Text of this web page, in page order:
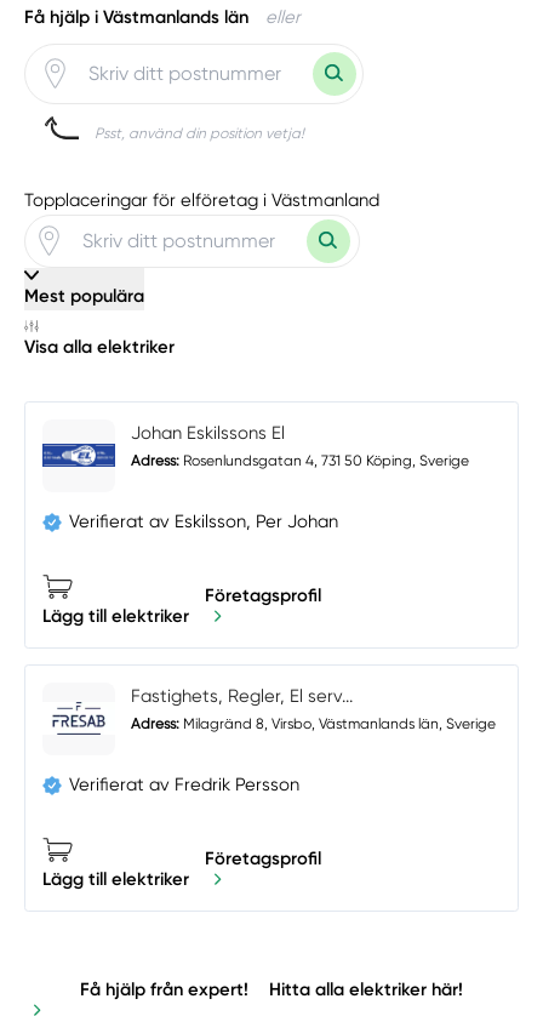
Få hjälp i Västmanlands län eller
Psst, använd din position vetja!
Topplaceringar för elföretag i Västmanland
Mest populära
Visa alla elektriker
Johan Eskilssons El
Adress: Rosenlundsgatan 4, 731 50 Köping, Sverige
Verifierat av Eskilsson, Per Johan
Lägg till elektriker
Företagsprofil
Fastighets, Regler, El serv...
Adress: Milagränd 8, Virsbo, Västmanlands län, Sverige
Verifierat av Fredrik Persson
Lägg till elektriker
Företagsprofil
Få hjälp från expert! Hitta alla elektriker här!